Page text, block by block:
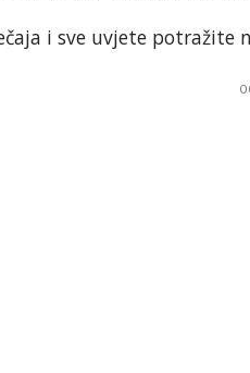
i sve uvjete potražite